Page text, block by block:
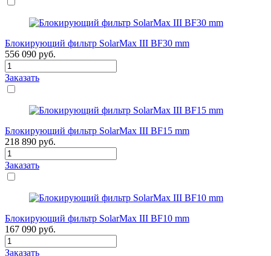
Блокирующий фильтр SolarMax III BF30 mm
556 090 руб.
Заказать
Блокирующий фильтр SolarMax III BF15 mm
218 890 руб.
Заказать
Блокирующий фильтр SolarMax III BF10 mm
167 090 руб.
Заказать